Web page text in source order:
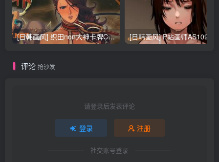
[日韩画风] 织田non大神卡牌CG插画设计画集256P 161M_CG原画资源
评论 抢沙发
请登录后发表评论
登录 注册
社交账号登录